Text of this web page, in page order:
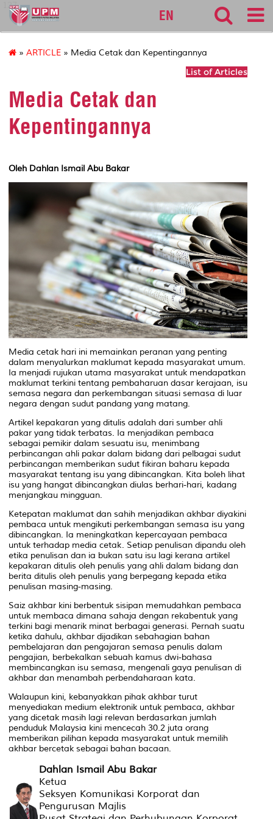
127
EN
» ARTICLE » Media Cetak dan Kepentingannya
List of Articles
Media Cetak dan
Kepentingannya
Oleh Dahlan Ismail Abu Bakar
Media cetak hari ini memainkan peranan yang penting
dalam menyalurkan maklumat kepada masyarakat umum.
Ia menjadi rujukan utama masyarakat untuk mendapatkan
maklumat terkini tentang pembaharuan dasar kerajaan, isu
semasa negara dan perkembangan situasi semasa di luar
negara dengan sudut pandang yang matang.
Artikel kepakaran yang ditulis adalah dari sumber ahli
pakar yang tidak terbatas. Ia menjadikan pembaca
sebagai pemikir dalam sesuatu isu, menimbang
perbincangan ahli pakar dalam bidang dari pelbagai sudut
perbincangan memberikan sudut fikiran baharu kepada
masyarakat tentang isu yang dibincangkan. Kita boleh lihat
isu yang hangat dibincangkan diulas berhari-hari, kadang
menjangkau mingguan.
Ketepatan maklumat dan sahih menjadikan akhbar diyakini
pembaca untuk mengikuti perkembangan semasa isu yang
dibincangkan. Ia meningkatkan kepercayaan pembaca
untuk terhadap media cetak. Setiap penulisan dipandu oleh
etika penulisan dan ia bukan satu isu lagi kerana artikel
kepakaran ditulis oleh penulis yang ahli dalam bidang dan
berita ditulis oleh penulis yang berpegang kepada etika
penulisan masing-masing.
Saiz akhbar kini berbentuk sisipan memudahkan pembaca
untuk membaca dimana sahaja dengan rekabentuk yang
terkini bagi menarik minat berbagai generasi. Pernah suatu
ketika dahulu, akhbar dijadikan sebahagian bahan
pembelajaran dan pengajaran semasa penulis dalam
pengajian, berbekalkan sebuah kamus dwi-bahasa
membincangkan isu semasa, mengenali gaya penulisan di
akhbar dan menambah perbendaharaan kata.
Walaupun kini, kebanyakkan pihak akhbar turut
menyediakan medium elektronik untuk pembaca, akhbar
yang dicetak masih lagi relevan berdasarkan jumlah
penduduk Malaysia kini mencecah 30.2 juta orang
memberikan pilihan kepada masyarakat untuk memilih
akhbar bercetak sebagai bahan bacaan.
Dahlan Ismail Abu Bakar
Ketua
Seksyen Komunikasi Korporat dan
Pengurusan Majlis